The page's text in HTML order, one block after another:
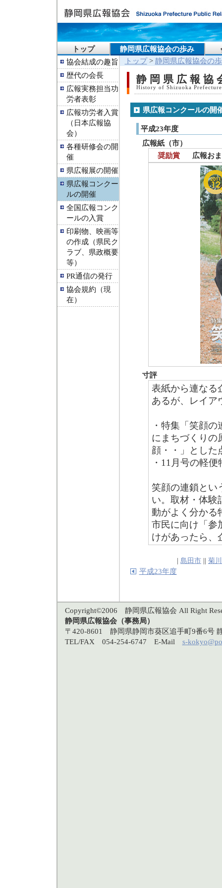
トップ 静岡県広報協会の歩み
協会結成の趣旨
歴代の会長
広報実務担当功
労者表彰
広報功労者入賞
（日本広報協
会）
各種研修会の開
催
県広報展の開催
県広報コンクー
ルの開催
全国広報コンク
ールの入賞
印刷物、映画等
の作成（県民ク
ラブ、県政概要
等）
PR通信の発行
協会規約（現
在）
トップ> 静岡県広報協会の
静岡県広報協
History of Shizuoka
県広報コンクールの開
平成23年度
広報紙（市）
奨励賞
広報お
寸評
表紙から連なる
あるが、レイア
・特集「笑顔
にまちづくりの
顔・・」とした
・11月号の軽
笑顔の連鎖とい
い。取材・体験
動がよく分かる
市民に向け「参
けがあったら、
島田市|| 菊
平成23年度
Copyright©2006 静岡県広報協会 All Right
静岡県広報協会（事務局）
〒420-8601 静岡県静岡市葵区追手町9番6号
TEL/FAX 054-254-6747 E-Mail s-